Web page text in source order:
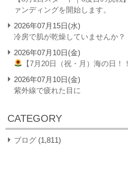
ァンディングを開始します。
2026年07月15日(水)
冷房で肌が乾燥していませんか？
2026年07月10日(金)
【7月20日（祝・月）海の日！！
2026年07月10日(金)
紫外線で疲れた目に
CATEGORY
ブログ (1,811)